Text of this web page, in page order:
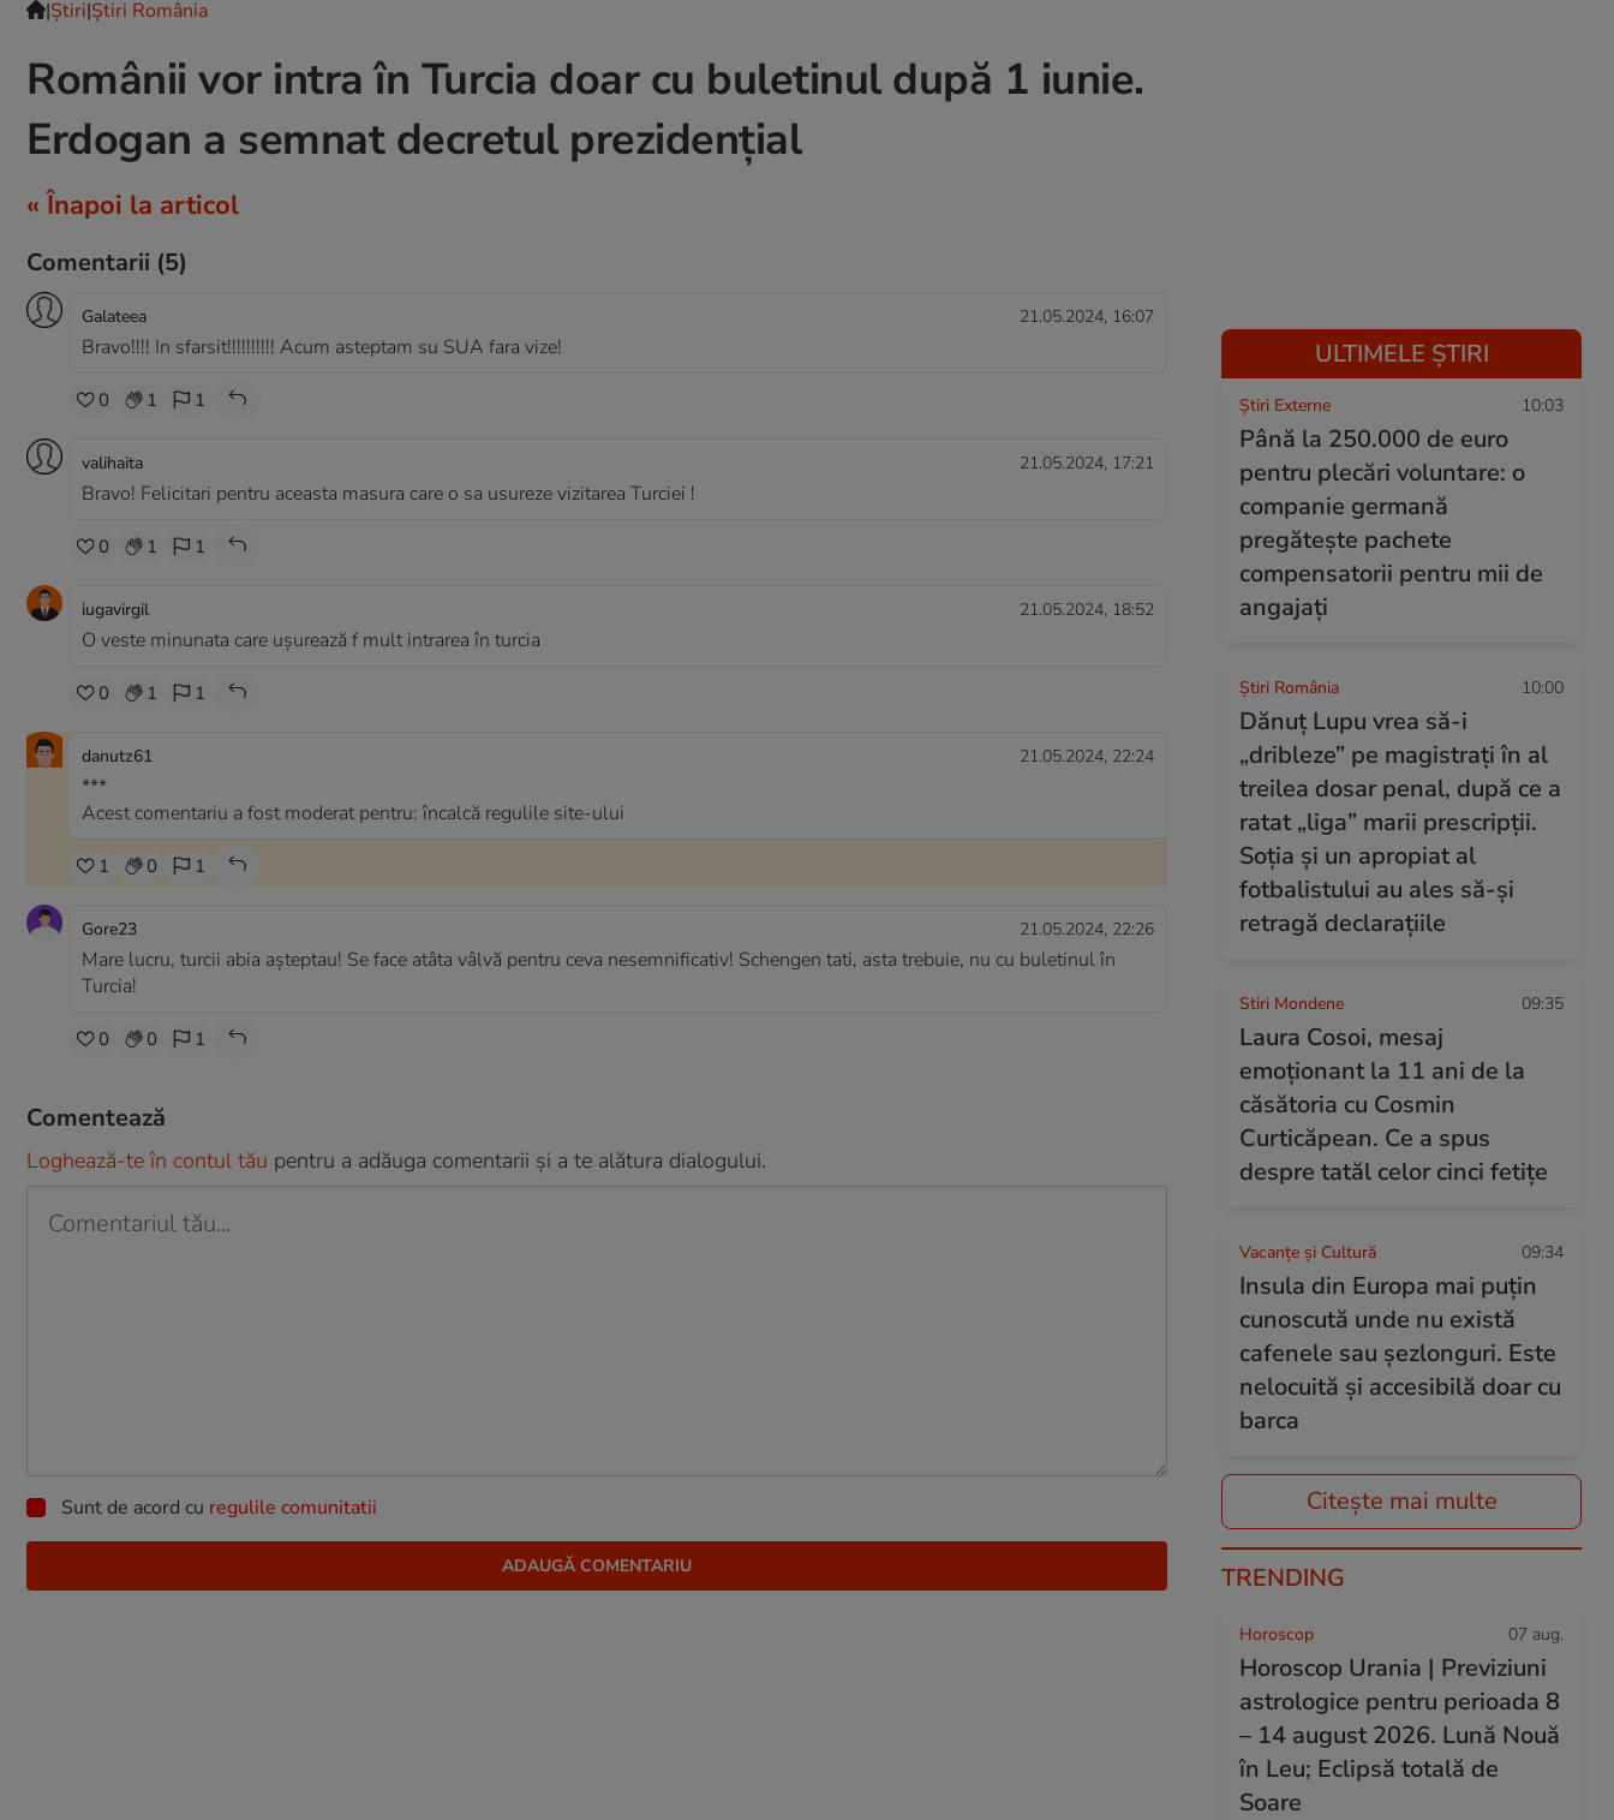
|Ştiri|Știri România
Românii vor intra în Turcia doar cu buletinul după 1 iunie.
Erdogan a semnat decretul prezidenţial
« Înapoi la articol
Comentarii (5)
Galateea 21.05.2024, 16:07
Bravo!!!! In sfarsit!!!!!!!!!! Acum asteptam su SUA fara vize!
0 1 1
valihaita 21.05.2024, 17:21
Bravo! Felicitari pentru aceasta masura care o sa usureze vizitarea Turciei !
0 1 1
iugavirgil 21.05.2024, 18:52
O veste minunata care ușurează f mult intrarea în turcia
0 1 1
danutz61 21.05.2024, 22:24
***
Acest comentariu a fost moderat pentru: încalcă regulile site-ului
1 0 1
Gore23 21.05.2024, 22:26
Mare lucru, turcii abia așteptau! Se face atâta vâlvă pentru ceva nesemnificativ! Schengen tati, asta trebuie, nu cu buletinul în
Turcia!
0 0 1
Comentează
Loghează-te în contul tău pentru a adăuga comentarii și a te alătura dialogului.
Sunt de acord cu regulile comunitatii
ULTIMELE ȘTIRI
Știri Externe 10:03
Până la 250.000 de euro
pentru plecări voluntare: o
companie germană
pregătește pachete
compensatorii pentru mii de
angajați
Știri România 10:00
Dănuț Lupu vrea să-i
„dribleze” pe magistrați în al
treilea dosar penal, după ce a
ratat „liga” marii prescripții.
Soția și un apropiat al
fotbalistului au ales să-și
retragă declarațiile
Stiri Mondene 09:35
Laura Cosoi, mesaj
emoționant la 11 ani de la
căsătoria cu Cosmin
Curticăpean. Ce a spus
despre tatăl celor cinci fetițe
Vacanțe și Cultură 09:34
Insula din Europa mai puțin
cunoscută unde nu există
cafenele sau șezlonguri. Este
nelocuită și accesibilă doar cu
barca
Citește mai multe
TRENDING
Horoscop 07 aug.
Horoscop Urania | Previziuni
astrologice pentru perioada 8
– 14 august 2026. Lună Nouă
în Leu; Eclipsă totală de
Soare